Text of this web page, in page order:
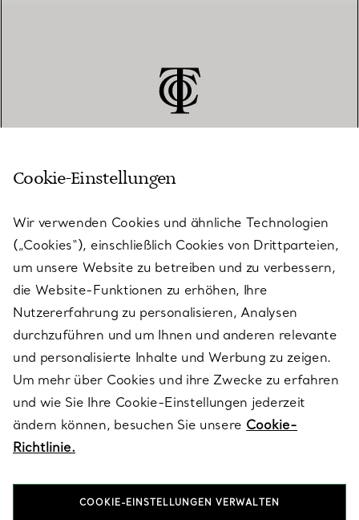
KUNDENSERVICE
SERVICES
ÜBER TIFFANY & CO.
RECHTLICHE HINWEISE
FOLGEN SIE UNS
Cookie-Einstellungen
Wir verwenden Cookies und ähnliche Technologien
(„Cookies“), einschließlich Cookies von Drittparteien,
um unsere Website zu betreiben und zu verbessern,
die Website-Funktionen zu erhöhen, Ihre
Nutzererfahrung zu personalisieren, Analysen
durchzuführen und um Ihnen und anderen relevante
und personalisierte Inhalte und Werbung zu zeigen.
Um mehr über Cookies und ihre Zwecke zu erfahren
und wie Sie Ihre Cookie-Einstellungen jederzeit
ändern können, besuchen Sie unsere Cookie-
Richtlinie.
COOKIE-EINSTELLUNGEN VERWALTEN